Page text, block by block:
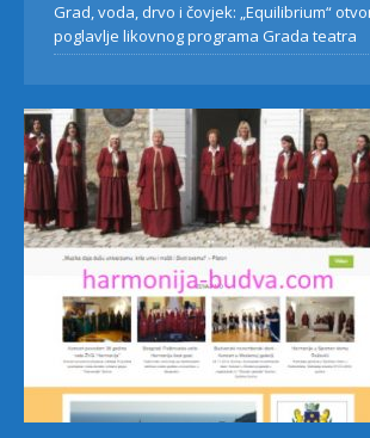
Grad, voda, drvo i čovjek: „Equilibrium“
poglavlje likovnog programa Grada teatra